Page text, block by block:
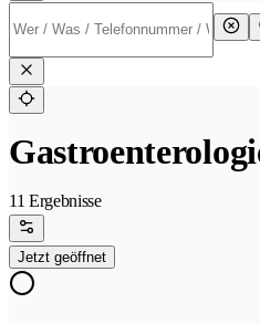
11 Ergebnisse
Jetzt geöffnet